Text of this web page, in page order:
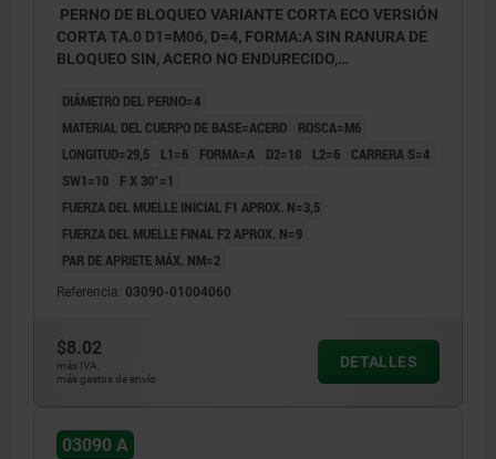
PERNO DE BLOQUEO VARIANTE CORTA ECO VERSIÓN
CORTA TA.0 D1=M06, D=4, FORMA:A SIN RANURA DE
BLOQUEO SIN, ACERO NO ENDURECIDO,
DIÁMETRO DEL PERNO=4
MATERIAL DEL CUERPO DE BASE=ACERO
ROSCA=M6
LONGITUD=29,5
L1=6 FORMA=A D2=18 L2=6
CARRERA S=4
SW1=10
F X 30°=1
FUERZA DEL MUELLE INICIAL F1 APROX. N=3,5
FUERZA DEL MUELLE FINAL F2 APROX. N=9
PAR DE APRIETE MÁX. NM=2
Referencia: 03090-01004060
$8.02
más IVA.
más gastos de envío
DETALLES
03090 A